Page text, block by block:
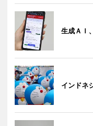
生成ＡＩ
インドネ